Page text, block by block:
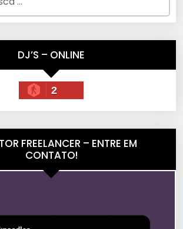
DJ’S – ONLINE
2
FREELANCER – ENTRE EM
CONTATO!